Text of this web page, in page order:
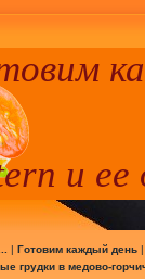
и ее
| Готовим каждый день
грудки в медово-